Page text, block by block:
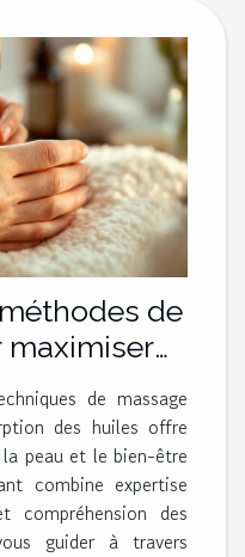
de
maximiser
huilesde massage
des huiles offre
peau et le bien-être
combine expertise
compréhension des
guider à travers